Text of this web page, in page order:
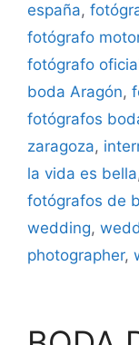
españa,
fotógrafo
fotógrafo
boda Aragón,
fotógrafos
zaragoza,
la vida es bella
fotógrafos de
wedding,
photographer,